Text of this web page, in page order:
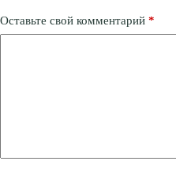
Оставьте свой комментарий *